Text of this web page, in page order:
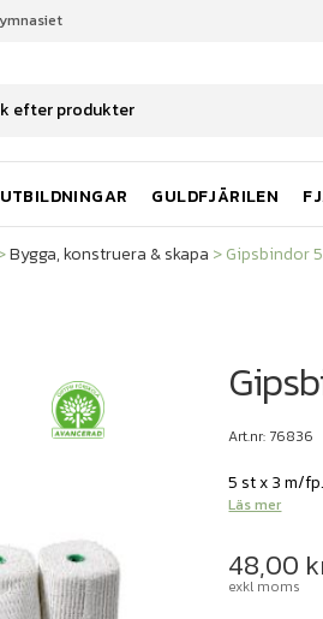
UTBILDNINGAR GULDFJÄRILEN
Bygga, konstruera & skapa
Bygga, konstruera & skapa >Gipsbindor
Art.nr: 76836
5 st x 3 m/
Läs mer
48,00
exkl moms